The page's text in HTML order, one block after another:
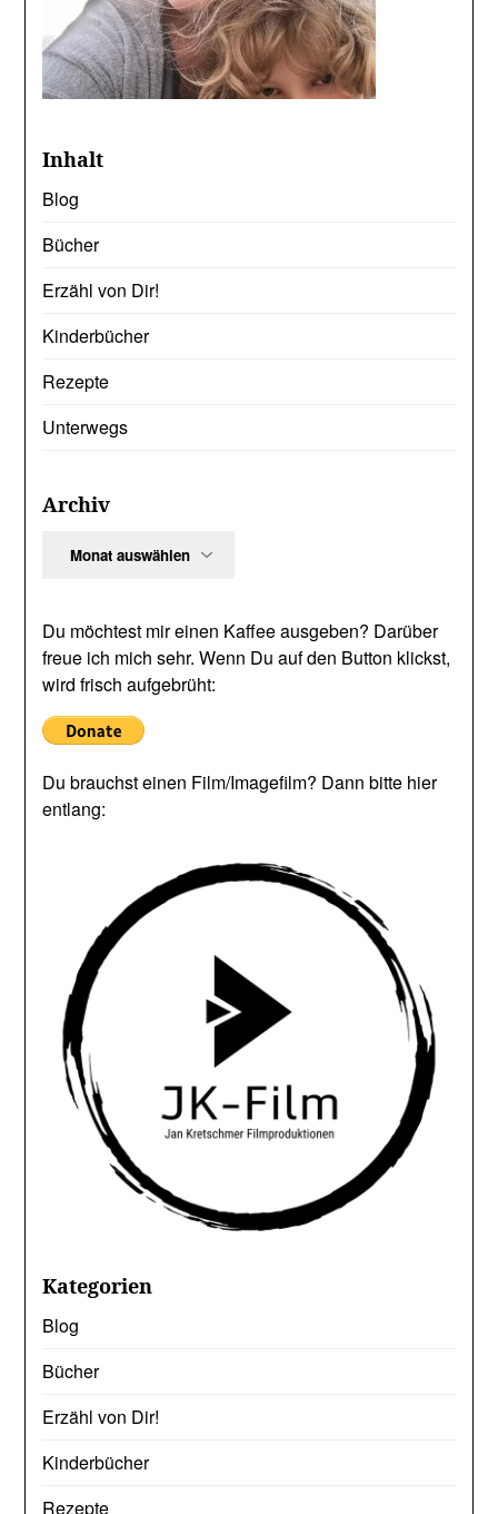
Inhalt
Blog
Bücher
Erzähl von Dir!
Kinderbücher
Rezepte
Unterwegs
Archiv
Du möchtest mir einen Kaffee ausgeben? Darüber
freue ich mich sehr. Wenn Du auf den Button klickst,
wird frisch aufgebrüht:
Du brauchst einen Film/Imagefilm? Dann bitte hier
entlang:
Kategorien
Blog
Bücher
Erzähl von Dir!
Kinderbücher
Rezepte